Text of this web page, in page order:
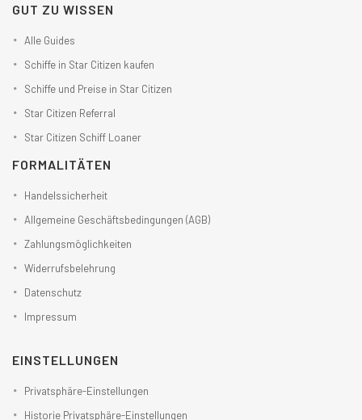
GUT ZU WISSEN
Alle Guides
Schiffe in Star Citizen kaufen
Schiffe und Preise in Star Citizen
Star Citizen Referral
Star Citizen Schiff Loaner
FORMALITÄTEN
Handelssicherheit
Allgemeine Geschäftsbedingungen (AGB)
Zahlungsmöglichkeiten
Widerrufsbelehrung
Datenschutz
Impressum
EINSTELLUNGEN
Privatsphäre-Einstellungen
Historie Privatsphäre-Einstellungen